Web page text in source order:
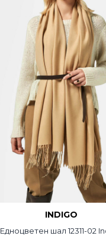
INDIGO
Едноцветен шал 12311-02